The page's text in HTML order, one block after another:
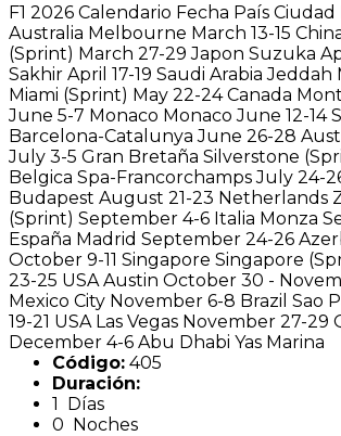
F1 2026 Calendario Fecha País
Australia Melbourne March 13-15
(Sprint) March 27-29 Japon Suzuka
Sakhir April 17-19 Saudi Arabia Jeddah
Miami (Sprint) May 22-24 Canada
June 5-7 Monaco Monaco June 12-14
Barcelona-Catalunya June 26-28
July 3-5 Gran Bretaña Silverstone
Belgica Spa-Francorchamps July 24-
Budapest August 21-23 Netherlands
(Sprint) September 4-6 Italia Monza
España Madrid September 24-26
October 9-11 Singapore Singapore
23-25 USA Austin October 30 -
Mexico City November 6-8 Brazil Sao
19-21 USA Las Vegas November 27-29
December 4-6 Abu Dhabi Yas Marina
Código: 405
Duración:
1 Días
0 Noches